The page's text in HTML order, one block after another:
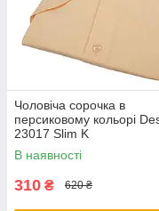
Чоловіча сорочка в
персиковому кольорі
23017 Slim K
В наявності
310 ₴ 620 ₴